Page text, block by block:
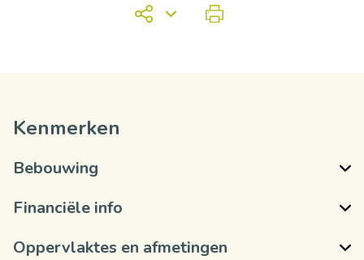
Kenmerken
Bebouwing
Financiële info
Oppervlaktes en afmetingen